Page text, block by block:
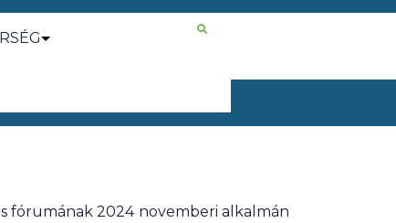
fórumának 2024 novemberi alkalmán